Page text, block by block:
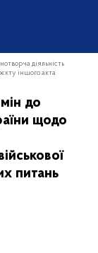
діяльність
іншого акта
до
щодо
питань